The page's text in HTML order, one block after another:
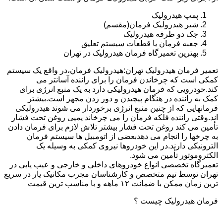
پمپ هیدرولیک
شیر هیدرولیک فرمان(مقسم)
جک دو طرفه هیدرولیک
جعبه فرمان یا قطعات سیستم تعلیق
بهترین تعمیرگاه فرمان هیدرولیک در تهران
تعمیر فرمان هیدرولیک تهران:هیدرولیک فرمان،در واقع یک سیستم
کمکی است که چرخاندن فرمان را برای راننده آسانتر می
کند.خودرویی که فرمان هیدرولیکی دارد به یک منبع انرژی برای
کمک به راننده در هنگام پیچیدن و دور زدن مجهز است.بیشتر
فرمانهایی که از چنین منبع انرژی برخوردار می شوند هیدرولیکی
اند.وقتی راننده فلکه فرمان را می چرخاند پمپی روغن تحت فشار
تأمین می کند روغن تحت فشار بیشتر تلاش لازم برای فرمان دادن
به چرخها را انجام می دهدبعضی از اتومبیل ها سیستم فرمان
الترونیکی دارند.در این خودروها نیروی کمکی به وسیله یک
الکتروموتور تأمین می شود.
تعمیرگاه تخصصی انواع خودروهای داخلی و خارجی و عیب یابی در
تهران توسط تیم متخصص و کارشناسان مجرب مکانیک یار در سریع
ترین زمان ممکن با ضمانت ۱۲ ماهه و با مناسب ترین قیمت
فرمان هیدرولیک چیست ؟